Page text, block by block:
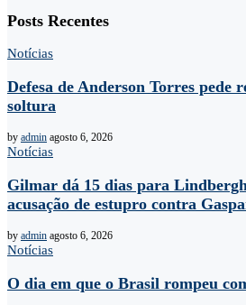
Posts Recentes
Notícias
Defesa de Anderson Torres pede
soltura
by admin agosto 6, 2026
Notícias
Gilmar dá 15 dias para
acusação de estupro contra
by admin agosto 6, 2026
Notícias
O dia em que o Brasil rompeu